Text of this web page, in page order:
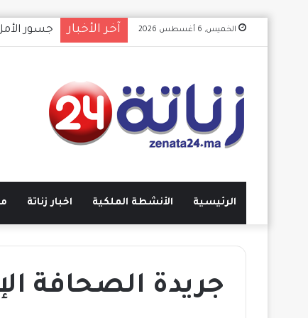
الخميس, 6 أغسطس 2026 آخر الأخبار ​جسور
الرئيسية الأنشطة الملكية اخبار زناتة
جريدة الصحافة